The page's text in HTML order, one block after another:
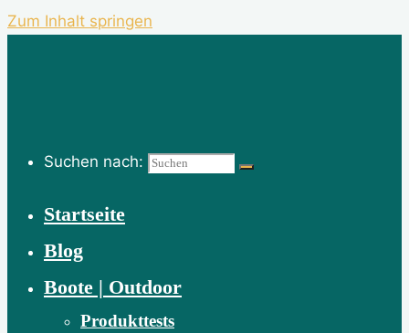
Zum Inhalt springen
Suchen nach:
Startseite
Blog
Boote | Outdoor
Produkttests